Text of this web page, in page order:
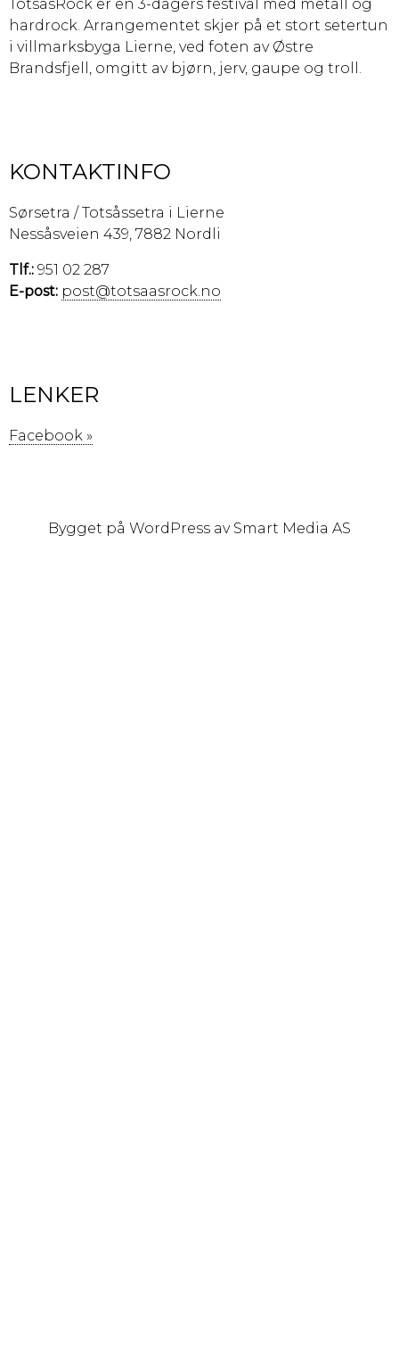
TotsåsRock er en 3-dagers festival med metall og
hardrock. Arrangementet skjer på et stort setertun
i villmarksbyga Lierne, ved foten av Østre
Brandsfjell, omgitt av bjørn, jerv, gaupe og troll.
KONTAKTINFO
Sørsetra / Totsåssetra i Lierne
Nessåsveien 439, 7882 Nordli
Tlf.: 951 02 287
E-post: post@totsaasrock.no
LENKER
Facebook »
Bygget på WordPress av Smart Media AS